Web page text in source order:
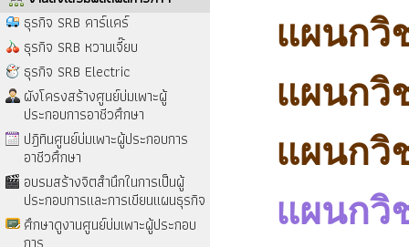
ธุรกิจ SRB คาร์แคร์
ธุรกิจ SRB หวานเจี๊ยบ
ธุรกิจ SRB Electric
ผังโครงสร้างศูนย์บ่มเพาะผู้
ประกอบการอาชีวศึกษา
ปฎิทินศูนย์บ่มเพาะผู้ประกอบการ
อาชีวศึกษา
อบรมสร้างจิตสำนึกในการเป็นผู้
ประกอบการและการเขียนแผนธุรกิจ
ศึกษาดูงานศูนย์บ่มเพาะผู้ประกอบ
แผนกวิ
แผนกวิ
แผนกวิ
แผนกวิ